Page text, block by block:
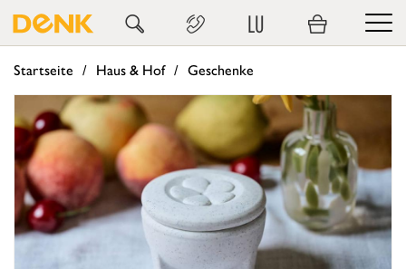
LU
Startseite Haus & Hof Geschenke